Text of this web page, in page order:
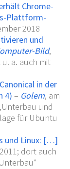
Chrome-
Plattform-
2018
und
Bild,
u. a. auch mit
in der
4) – Golem, am
und
für Ubuntu
und Linux: […]
dort auch